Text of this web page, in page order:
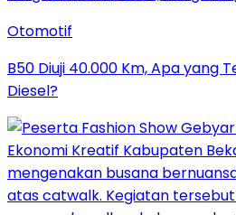
Otomotif
B50 Diuji 40.000 Km, Apa yang
Diesel?